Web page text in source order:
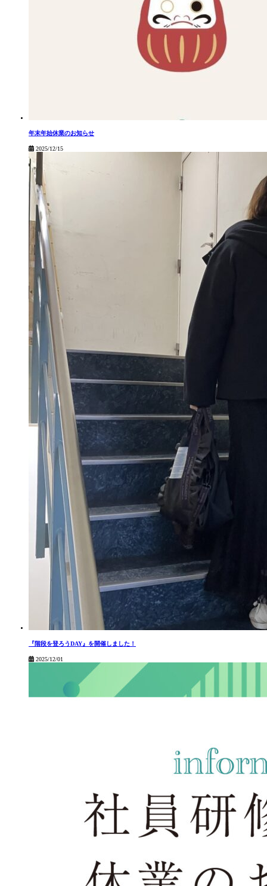
年末年始休業のお知らせ
2025/12/15
『階段を登ろうDAY』を開催しました！
2025/12/01